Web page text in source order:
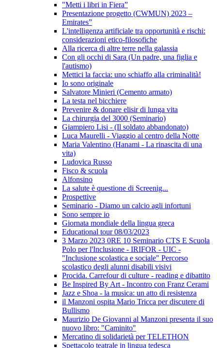
"Metti i libri in Fiera”
Presentazione progetto (CWMUN) 2023 –
Emirates”
L'intelligenza artificiale tra opportunità e rischi:
considerazioni etico-filosofiche
Alla ricerca di altre terre nella galassia
Con gli occhi di Sara (Un padre, una figlia e
l'autismo)
Mettici la faccia: uno schiaffo alla criminalità!
Io sono originale
Salvatore Minieri (Cemento armato)
La testa nel bicchiere
Prevenire & donare elisir di lunga vita
La chirurgia del 3000 (Seminario)
Giampiero Lisi - (Il soldato abbandonato)
Luca Maurelli - Viaggio al centro della Notte
Maria Valentino (Hanami - La rinascita di una
vita)
Ludovica Russo
Fisco & scuola
Alfonsino
La salute è questione di Screenig...
Prospettive
Seminario - Diamo un calcio agli infortuni
Sono sempre io
Giornata mondiale della lingua greca
Educational tour 08/03/2023
3 Marzo 2023 0RE 10 Seminario CTS E Scuola
Polo per l'Inclusione - IRIFOR - UIC -
"Inclusione scolastica e sociale" Percorso
scolastico degli alunni disabili visivi
Procida. Carrefour di culture - reading e dibattito
Be Inspired By Art - Incontro con Franz Cerami
Jazz e Shoa - la musica: un atto di resistenza
il Manzoni ospita Mario Tricca per discutere di
Bullismo
Maurizio De Giovanni al Manzoni presenta il suo
nuovo libro: "Caminito"
Mercatino di solidarietà per TELETHON
Spettacolo teatrale in lingua tedesca